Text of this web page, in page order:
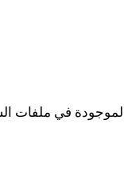
في ملفات